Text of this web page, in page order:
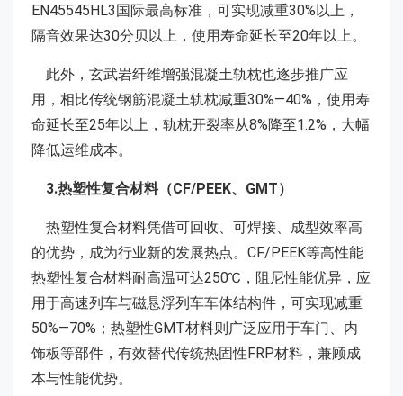
EN45545HL3国际最高标准，可实现减重30%以上，
隔音效果达30分贝以上，使用寿命延长至20年以上。
此外，玄武岩纤维增强混凝土轨枕也逐步推广应
用，相比传统钢筋混凝土轨枕减重30%—40%，使用寿
命延长至25年以上，轨枕开裂率从8%降至1.2%，大幅
降低运维成本。
3.热塑性复合材料（CF/PEEK、GMT）
热塑性复合材料凭借可回收、可焊接、成型效率高
的优势，成为行业新的发展热点。CF/PEEK等高性能
热塑性复合材料耐高温可达250℃，阻尼性能优异，应
用于高速列车与磁悬浮列车车体结构件，可实现减重
50%—70%；热塑性GMT材料则广泛应用于车门、内
饰板等部件，有效替代传统热固性FRP材料，兼顾成
本与性能优势。